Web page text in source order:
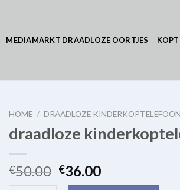
MEDIAMARKT DRAADLOZE OORTJES
HOME / DRAADLOZE KINDERKOPTELEFOON
draadloze
€50.00 €36.00